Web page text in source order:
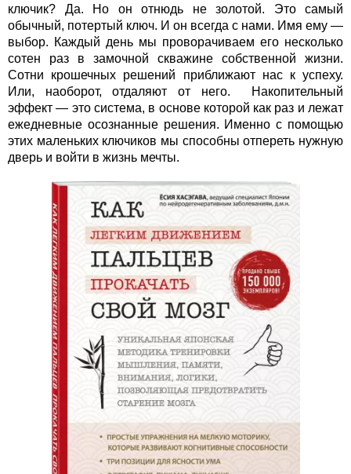
ключик? Да. Но он отнюдь не золотой. Это самый
обычный, потертый ключ. И он всегда с нами. Имя ему —
выбор. Каждый день мы проворачиваем его несколько
сотен раз в замочной скважине собственной жизни.
Сотни крошечных решений приближают нас к успеху.
Или, наоборот, отдаляют от него. Накопительный
эффект — это система, в основе которой как раз и лежат
ежедневные осознанные решения. Именно с помощью
этих маленьких ключиков мы способны отпереть нужную
дверь и войти в жизнь мечты.